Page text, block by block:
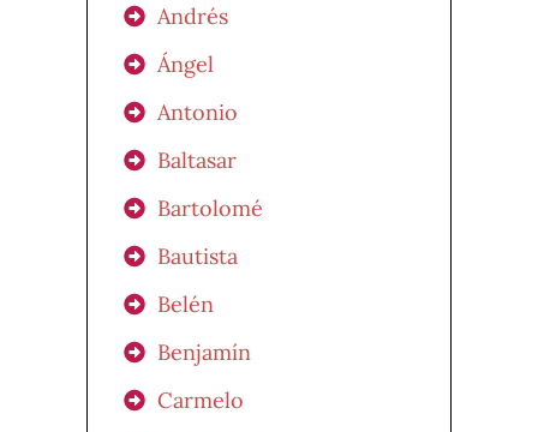
Andrés
Ángel
Antonio
Baltasar
Bartolomé
Bautista
Belén
Benjamín
Carmelo